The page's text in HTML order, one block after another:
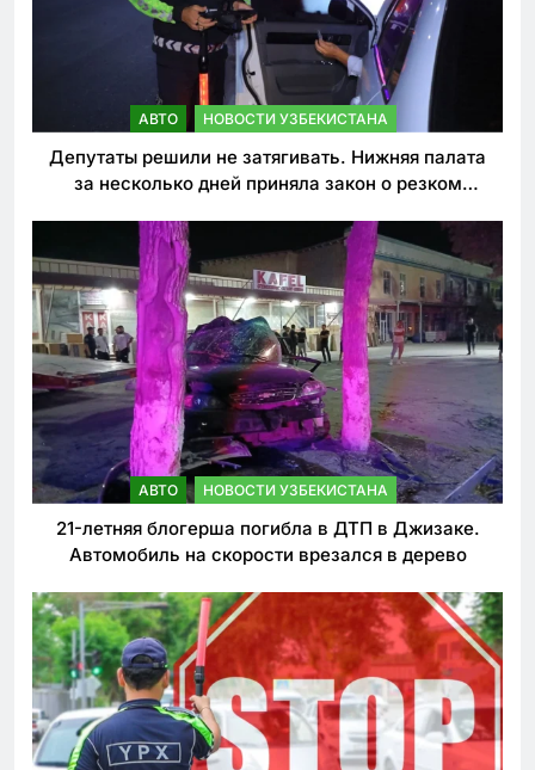
АВТО НОВОСТИ УЗБЕКИСТАНА
Депутаты решили не затягивать. Нижняя палата
за несколько дней приняла закон о резком
АВТО НОВОСТИ УЗБЕКИСТАНА
21-летняя блогерша погибла в ДТП в Джизаке.
Автомобиль на скорости врезался в дерево